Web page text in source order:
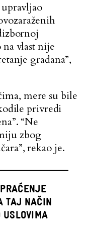
na vlast nije
građana”,
mere su bile
privredi
“Ne
zbog
rekao je.
TAJ NAČIN
USLOVIMA